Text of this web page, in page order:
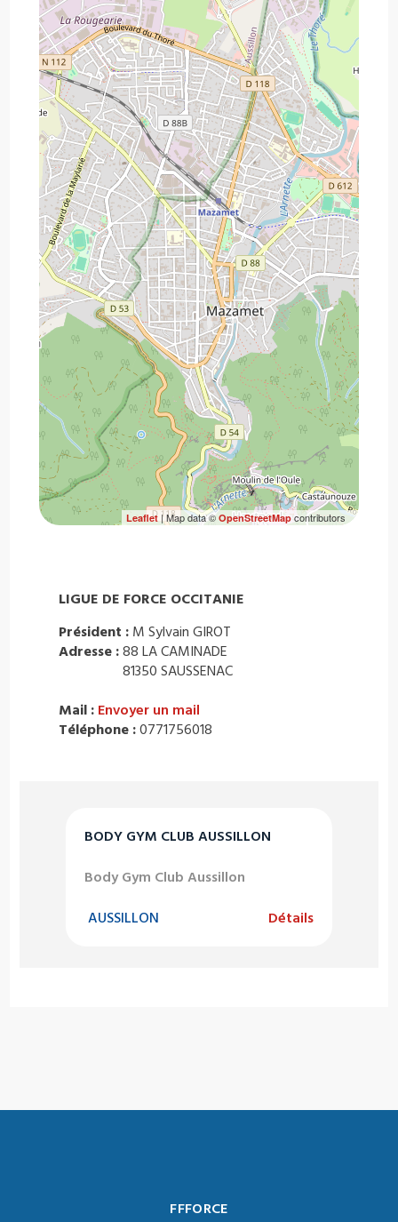
BODY GYM CLUB AUSSILLON
Body Gym Club Aussillon
AUSSILLON Détails
Leaflet| Map data © OpenStreetMapcontributors
LIGUE DE FORCE OCCITANIE
Président : M Sylvain GIROT
Adresse :88 LA CAMINADE
81350 SAUSSENAC
Mail : Envoyer un mail
Téléphone :0771756018
FFFORCE